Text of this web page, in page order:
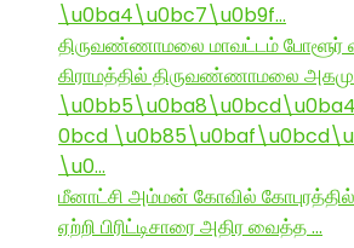
\u0ba4\u0bc7\u0b9f…
திருவண்ணாமலை மாவட்டம் போளூர்
கிராமத்தில் திருவண்ணாமலை
0bcd
\u0…
மீனாட்சி அம்மன் கோவில்
ஏற்றி பிரிட்டிசாரை அதிர வைத்த …